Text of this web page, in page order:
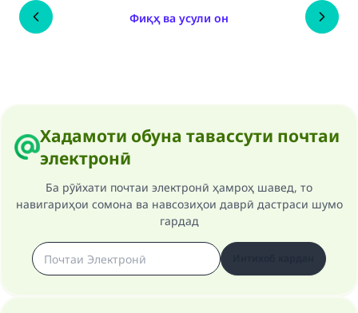
Фиқҳ ва усули он
Хадамоти обуна тавассути почтаи
электронӣ
Ба рӯйхати почтаи электронӣ ҳамроҳ шавед, то
навигариҳои сомона ва навсозиҳои даврӣ дастраси шумо
гардад